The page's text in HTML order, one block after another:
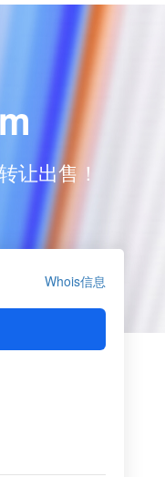
让出售！
Whois信息